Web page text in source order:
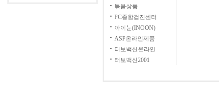
묶음상품
PC종합검진센터
아이눈(INOON)
ASP온라인제품
터보백신온라인
터보백신2001